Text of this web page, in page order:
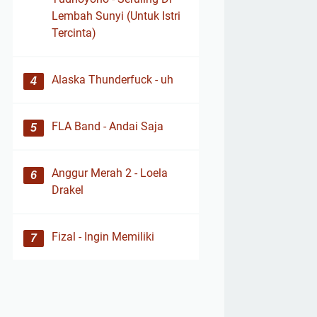
Lembah Sunyi (Untuk Istri
Tercinta)
Alaska Thunderfuck - uh
FLA Band - Andai Saja
Anggur Merah 2 - Loela
Drakel
Fizal - Ingin Memiliki